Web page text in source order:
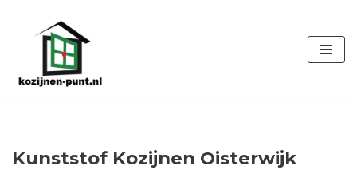
de
Kunststof Kozijnen Oisterwijk